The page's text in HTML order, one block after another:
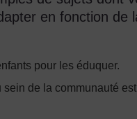
en fonction de
pour les éduquer.
de la communauté